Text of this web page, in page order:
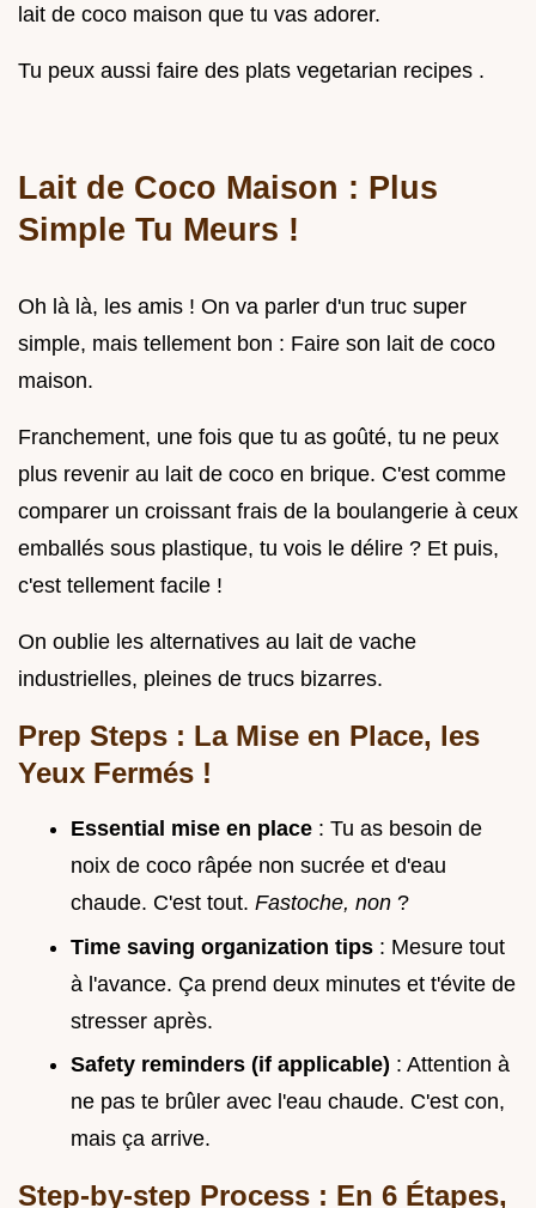
lait de coco maison que tu vas adorer.
Tu peux aussi faire des plats vegetarian recipes .
Lait de Coco Maison : Plus
Simple Tu Meurs !
Oh là là, les amis ! On va parler d'un truc super
simple, mais tellement bon : Faire son lait de coco
maison.
Franchement, une fois que tu as goûté, tu ne peux
plus revenir au lait de coco en brique. C'est comme
comparer un croissant frais de la boulangerie à ceux
emballés sous plastique, tu vois le délire ? Et puis,
c'est tellement facile !
On oublie les alternatives au lait de vache
industrielles, pleines de trucs bizarres.
Prep Steps : La Mise en Place, les
Yeux Fermés !
Essential mise en place : Tu as besoin de
noix de coco râpée non sucrée et d'eau
chaude. C'est tout. Fastoche, non ?
Time saving organization tips : Mesure tout
à l'avance. Ça prend deux minutes et t'évite de
stresser après.
Safety reminders (if applicable) : Attention à
ne pas te brûler avec l'eau chaude. C'est con,
mais ça arrive.
Step-by-step Process : En 6 Étapes,